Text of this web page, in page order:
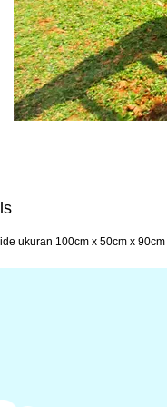
ukuran 100cm x 50cm x 90cm